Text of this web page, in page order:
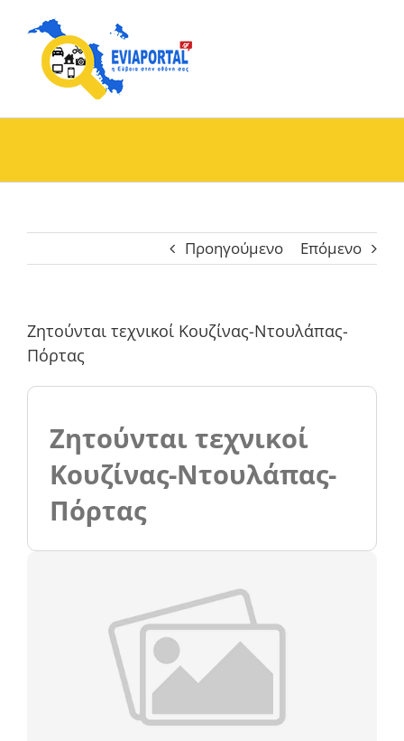
content
Προηγούμενο Επόμενο
Ζητούνται τεχνικοί Κουζίνας-Ντουλάπας-
Πόρτας
Ζητούνται τεχνικοί
Κουζίνας-Ντουλάπας-
Πόρτας